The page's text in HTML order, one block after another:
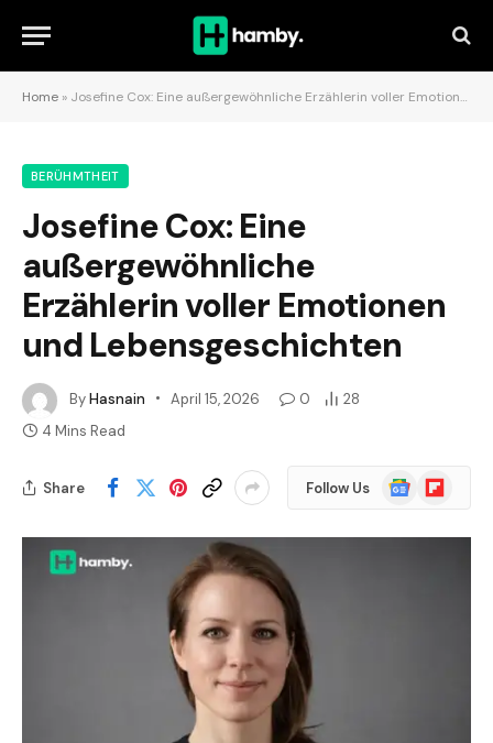
Home » Josefine Cox: Eine außergewöhnliche Erzählerin voller Emotionen und Lebensgeschichten
BERÜHMTHEIT
Josefine Cox: Eine
außergewöhnliche
Erzählerin voller Emotionen
und Lebensgeschichten
ByHasnain April 15, 2026 0
28
4 Mins Read
Share Follow Us
Google
News
Flipboard